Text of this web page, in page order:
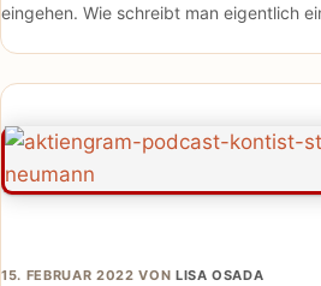
eingehen. Wie schreibt man eigentlich
15. FEBRUAR 2022 VON LISA OSADA